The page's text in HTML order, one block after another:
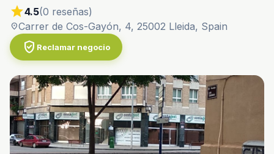
star4.5(0 reseñas)
location_onCarrer de Cos-Gayón, 4, 25002 Lleida, Spain
verified_user Reclamar negocio